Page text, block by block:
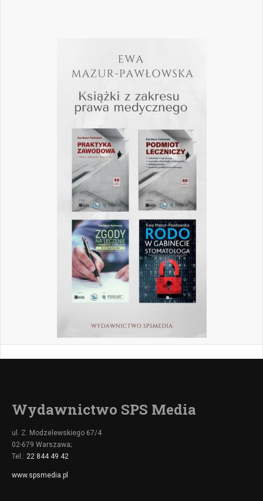
Wydawnictwo SPS Media
ul. Z. Modzelewskiego 67/4
02-679 Warszawa;
Tel.: 22 844 49 42
www.spsmedia.pl